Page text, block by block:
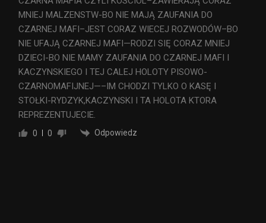
MNIEJ MALZENSTW-BO NIE MAJĄ ZAUFANIA DO
CZARNEJ MAFI–JEST CORAZ WIECEJ ROZWODÓW–BO
NIE UFAJĄ CZARNEJ MAFI—RODZI SIĘ CORAZ MNIEJ
DZIECI-BO NIE MAMY ZAUFANIA DO CZARNEJ MAFI I
KACZYNSKIEGO I TEJ CALEJ HOLOTY PISOWO-
CZARNOMAFIJNEJ—–IM CHODZI TYLKO O KASĘ I
STOŁKI-RYDZYK,KACZYNSKI I TA HOLOTA KTORA
REPREZENTUJECIE.
0 0 Odpowiedz